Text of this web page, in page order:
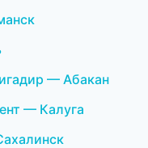
— Абакан
— Калуга